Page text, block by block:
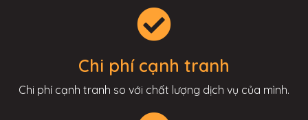
Chi phí cạnh tranh
Chi phí cạnh tranh so với chất lượng dịch vụ của mình.